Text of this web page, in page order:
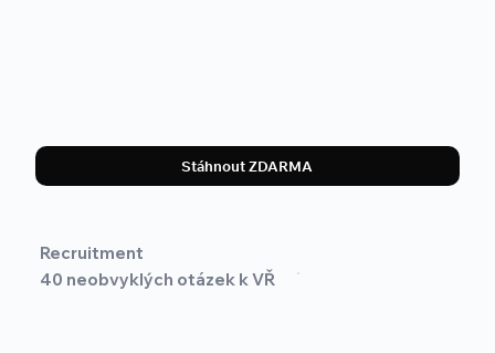
Stáhnout ZDARMA
Recruitment
40 neobvyklých otázek k VŘ